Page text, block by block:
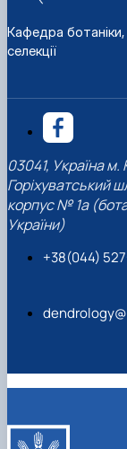
Кафедра ботаніки,
селекції
03041, Україна м.
Горіхуватський
корпус № 1а
України)
+38(044)